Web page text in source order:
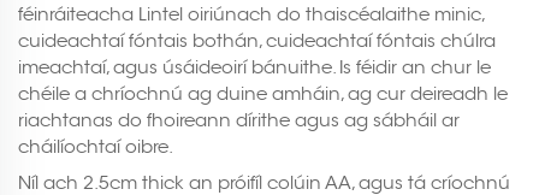
féinráiteacha Lintel oiriúnach do thaiscéalaithe minic,
cuideachtaí fóntais bothán, cuideachtaí fóntais chúlra
imeachtaí, agus úsáideoirí bánuithe. Is féidir an chur le
chéile a chríochnú ag duine amháin, ag cur deireadh le
riachtanas do fhoireann dírithe agus ag sábháil ar
cháilíochtaí oibre.
Níl ach 2.5cm thick an próifíl colúin AA, agus tá críochnú